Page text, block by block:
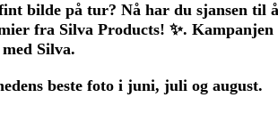
bilde på tur? Nå har du sjansen til å
fra Silva Products! ✨. Kampanjen
Silva.
beste foto i juni, juli og august.